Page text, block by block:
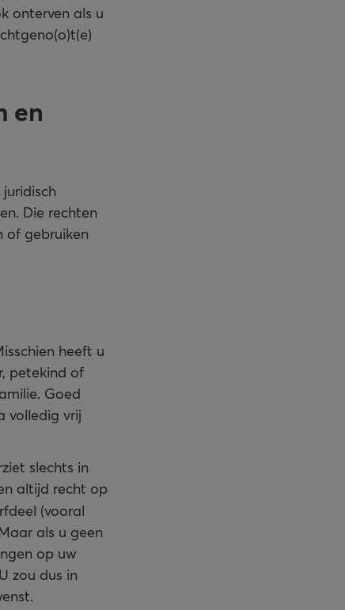
onterven als u
en
Die rechten
of gebruiken
heeft u
petekind of
Goed
volledig vrij
slechts in
altijd recht op
(vooral
als u geen
op uw
zou dus in